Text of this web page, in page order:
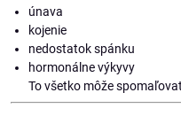
únava
kojenie
nedostatok spánku
hormonálne výkyvy
To všetko môže